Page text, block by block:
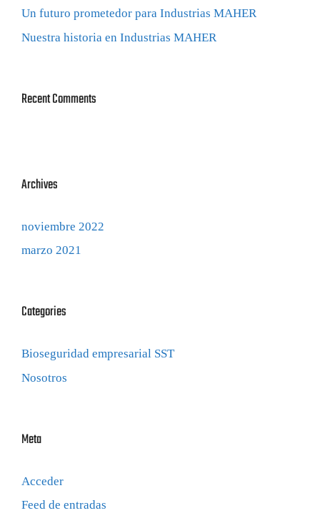
Un futuro prometedor para Industrias MAHER
Nuestra historia en Industrias MAHER
Recent Comments
Archives
noviembre 2022
marzo 2021
Categories
Bioseguridad empresarial SST
Nosotros
Meta
Acceder
Feed de entradas